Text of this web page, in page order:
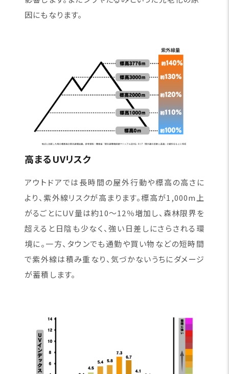
因にもなります。
高まるUVリスク
アウトドアでは長時間の屋外行動や標高の高さに
より、紫外線リスクが高まります。標高が1,000m上
がるごとにUV量は約10〜12％増加し、森林限界を
超えると日陰も少なく、強い日差しにさらされる環
境に。一方、タウンでも通勤や買い物などの短時間
で紫外線は積み重なり、気づかないうちにダメージ
が蓄積します。